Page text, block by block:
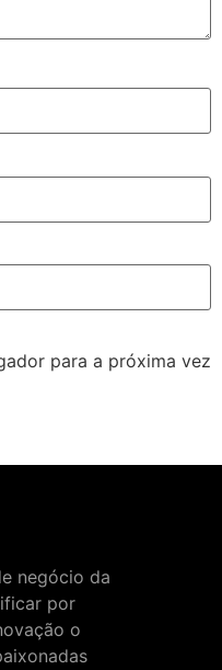
para a próxima vez
negócio da
por
o